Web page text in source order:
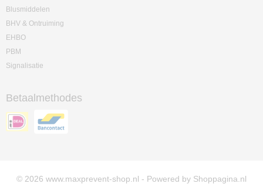
Blusmiddelen
BHV & Ontruiming
EHBO
PBM
Signalisatie
Betaalmethodes
© 2026 www.maxprevent-shop.nl - Powered by Shoppagina.nl